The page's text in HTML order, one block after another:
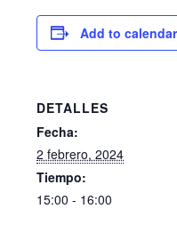
Add to calendar
DETALLES
Fecha:
2 febrero, 2024
Tiempo:
15:00 - 16:00